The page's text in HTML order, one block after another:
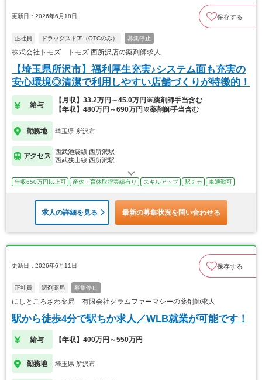
更新日：2026年6月18日 保存する
正社員 ドラッグストア（OTCのみ） 募集停止
株式会社トモズ トモズ 西所沢店の薬剤師求人
【埼玉県所沢市】福利厚生充実♪システム面も充実の
安心環境◎清潔で利用しやすい店舗づくりが特徴的！
給与
【月収】33.2万円～45.0万円※薬剤師手当含む
【年収】480万円～690万円※薬剤師手当含む
勤務地 埼玉県 所沢市
アクセス
西武池袋線 西所沢駅
西武狭山線 西所沢駅
年収650万円以上可 産休・育休取得実績有り スキルアップ 駅チカ 車通勤可
求人の詳細を見る 最新の募集状況を問い合わせる
更新日：2026年6月11日 保存する
正社員 調剤薬局 募集停止
にしところざわ薬局 有限会社グラムファーマシーの薬剤師求人
駅から徒歩4分で駅ちか求人／WLB就業が可能です！
給与 【年収】400万円～550万円
勤務地 埼玉県 所沢市